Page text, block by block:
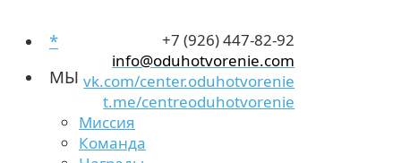
+7 (926) 447-82-92
info@oduhotvorenie.com
vk.com/center.oduhotvorenie
t.me/centreoduhotvorenie
*
МЫ
Миссия
Команда